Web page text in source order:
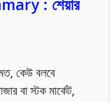
মত, কেউ বলবে
বা স্টক মার্কেট,